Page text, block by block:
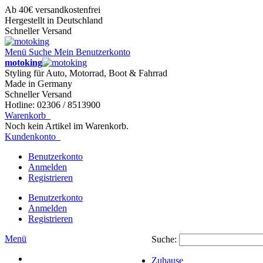
Ab 40€ versandkostenfrei
Hergestellt in Deutschland
Schneller Versand
Menü Suche Mein Benutzerkonto
motoking
Styling für Auto, Motorrad, Boot & Fahrrad
Made in Germany
Schneller Versand
Hotline: 02306 / 8513900
Warenkorb
Noch kein Artikel im Warenkorb.
Kundenkonto
Benutzerkonto
Anmelden
Registrieren
Benutzerkonto
Anmelden
Registrieren
Menü
Suche:
Zuhause